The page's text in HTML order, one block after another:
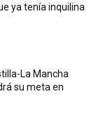
ya tenía inquilina
La Mancha
su meta en